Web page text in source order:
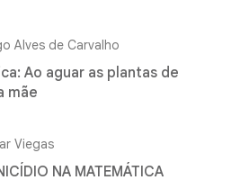
Alves de Carvalho
Ao aguar as plantas de
mãe
Viegas
NA MATEMÁTICA